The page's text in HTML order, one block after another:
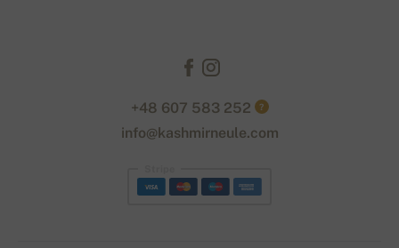
+48 607 583 252 ?
info@kashmirneule.com